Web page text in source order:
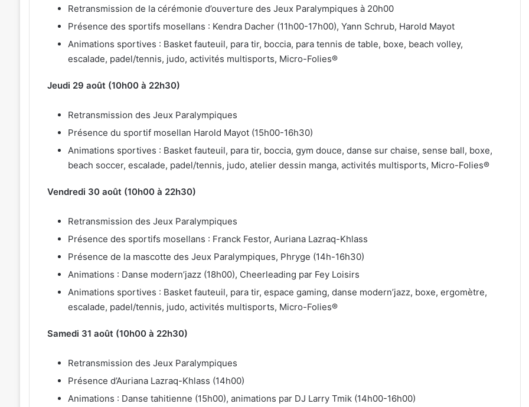
Retransmission de la cérémonie d’ouverture des Jeux Paralympiques à 20h00
Présence des sportifs mosellans : Kendra Dacher (11h00-17h00), Yann Schrub, Harold Mayot
Animations sportives : Basket fauteuil, para tir, boccia, para tennis de table, boxe, beach volley,
escalade, padel/tennis, judo, activités multisports, Micro-Folies®
Jeudi 29 août (10h00 à 22h30)
Retransmission des Jeux Paralympiques
Présence du sportif mosellan Harold Mayot (15h00-16h30)
Animations sportives : Basket fauteuil, para tir, boccia, gym douce, danse sur chaise, sense ball, boxe,
beach soccer, escalade, padel/tennis, judo, atelier dessin manga, activités multisports, Micro-Folies®
Vendredi 30 août (10h00 à 22h30)
Retransmission des Jeux Paralympiques
Présence des sportifs mosellans : Franck Festor, Auriana Lazraq-Khlass
Présence de la mascotte des Jeux Paralympiques, Phryge (14h-16h30)
Animations : Danse modern’jazz (18h00), Cheerleading par Fey Loisirs
Animations sportives : Basket fauteuil, para tir, espace gaming, danse modern’jazz, boxe, ergomètre,
escalade, padel/tennis, judo, activités multisports, Micro-Folies®
Samedi 31 août (10h00 à 22h30)
Retransmission des Jeux Paralympiques
Présence d’Auriana Lazraq-Khlass (14h00)
Animations : Danse tahitienne (15h00), animations par DJ Larry Tmik (14h00-16h00)